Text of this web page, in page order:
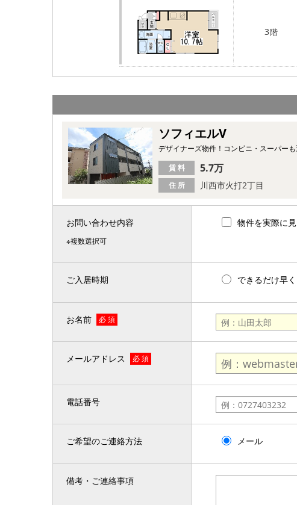
3階
ソフィエルⅤ
デザイナーズ物件！コンビニ・スーパーも
住 所 川西市火打2丁目
賃 料 5.7万
お問い合わせ内容
※複数選択可
物件を実際に
ご入居時期 できるだけ早く
お名前 必 須
メールアドレス 必 須
電話番号
ご希望のご連絡方法 メール
備考・ご連絡事項